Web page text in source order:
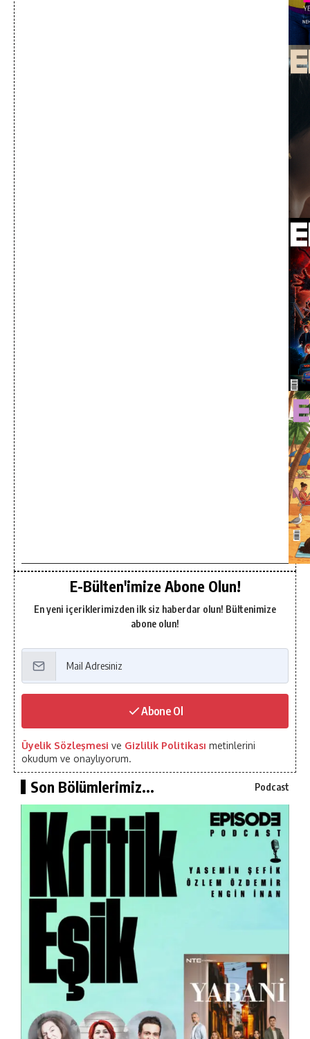
E-Bülten'imize Abone Olun!
En yeni içeriklerimizden ilk siz haberdar olun! Bültenimize
abone olun!
Abone Ol
Üyelik Sözleşmesi ve Gizlilik Politikası metinlerini
okudum ve onaylıyorum.
Son Bölümlerimiz... Podcast